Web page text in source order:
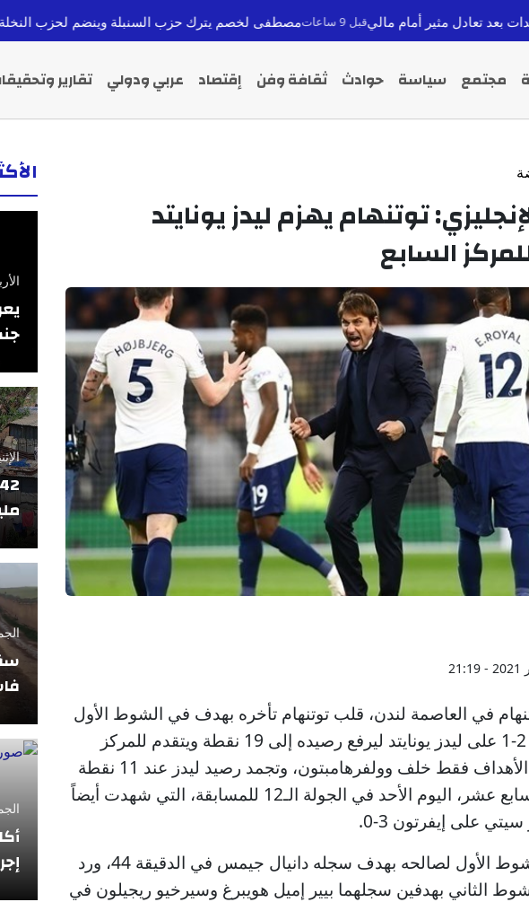
أمام ماليقبل 9 ساعات مصطفى لخصم يترك حزب السنبلة وينضم لحزب النخلة استعداداً لانتخابات
مجتمع سياسة حوادث ثقافة وفن إقتصاد عربي ودولي تقارير
توتنهام يهزم ليدز يونايتد
السابع
في العاصمة لندن، قلب توتنهام تأخره بهدف في الشوط الأول
إلى فوز ثمين 2-1 على ليدز يونايتد ليرفع رصيده إلى 19 نقطة ويتقدم للمركز
السابع بفارق الأهداف فقط خلف وولفرهامبتون، وتجمد رصيد ليدز عند 11 نقطة
في المركز السابع عشر، اليوم الأحد في الجولة الـ12 للمسابقة، التي شهدت أيضاً
على إيفرتون 3-0.
وأنهى ليدز الشوط الأول لصالحه بهدف سجله دانيال جيمس في الدقيقة 44، ورد
الثاني بهدفين سجلهما بيير إميل هويبرغ وسيرخيو ريجيلون في
الأربعاء 26
الإثنين 17
الجمعة 11
الجمعة 12